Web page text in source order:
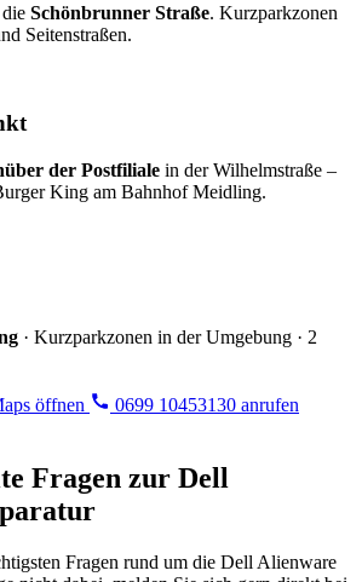
Schönbrunner Straße. Kurzparkzonen
Seitenstraßen.
der Postfiliale in der Wilhelmstraße –
King am Bahnhof Meidling.
· Kurzparkzonen in der Umgebung · 2
öffnen
0699 10453130 anrufen
Fragen zur Dell
Fragen rund um die Dell Alienware